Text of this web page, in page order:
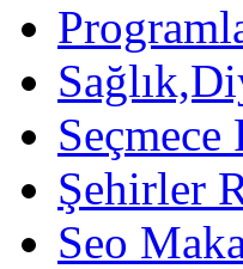
Şehirler
Seo